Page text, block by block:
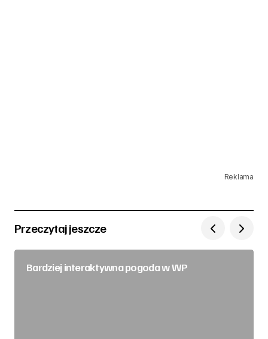
Reklama
Przeczytaj jeszcze
Bardziej interaktywna pogoda w WP